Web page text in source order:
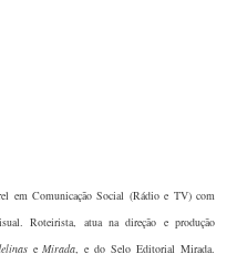
em Comunicação Social (Rádio e TV) com
Roteirista, atua na direção e produção
eMirada, e do Selo Editorial Mirada.